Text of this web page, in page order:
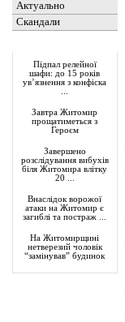
Актуально
Скандали
Підпал релейної
шафи: до 15 років
ув’язнення з конфіска
Завтра Житомир
прощатиметься з
Героєм
Завершено
розслідування вибухів
біля Житомира влітку
20 ...
Внаслідок ворожої
атаки на Житомир є
загиблі та постраж ...
На Житомирщині
нетверезий чоловік
“замінував” будинок